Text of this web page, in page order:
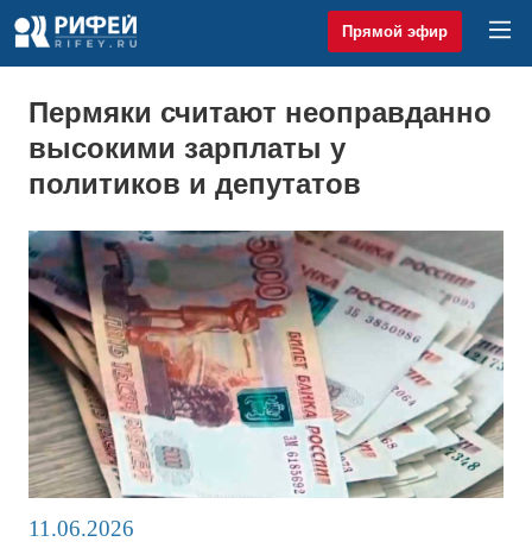
Прямой эфир
Пермяки считают неоправданно
высокими зарплаты у
политиков и депутатов
11.06.2026